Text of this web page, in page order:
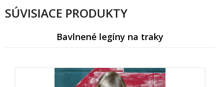
SÚVISIACE PRODUKTY
Bavlnené legíny na traky